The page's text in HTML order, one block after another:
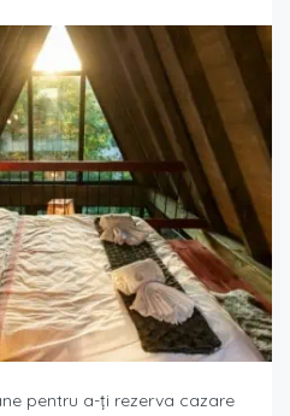
pentru a-ți rezerva cazare